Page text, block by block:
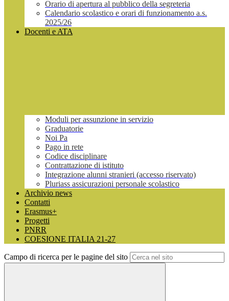
Orario di apertura al pubblico della segreteria
Calendario scolastico e orari di funzionamento a.s.
2025/26
Docenti e ATA
Moduli per assunzione in servizio
Graduatorie
Noi Pa
Pago in rete
Codice disciplinare
Contrattazione di istituto
Integrazione alunni stranieri (accesso riservato)
Pluriass assicurazioni personale scolastico
Archivio news
Contatti
Erasmus+
Progetti
PNRR
COESIONE ITALIA 21-27
Campo di ricerca per le pagine del sito